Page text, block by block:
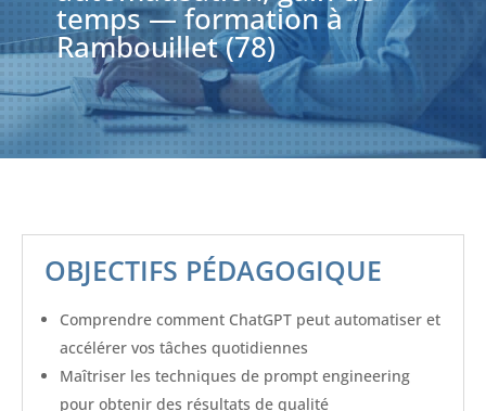
temps — formation à
Rambouillet (78)
OBJECTIFS PÉDAGOGIQUE
Comprendre comment ChatGPT peut automatiser et
accélérer vos tâches quotidiennes
Maîtriser les techniques de prompt engineering
pour obtenir des résultats de qualité